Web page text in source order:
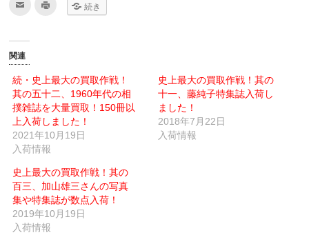
て
達
メ
ー
ル
で
送
信
(新
し
い
ウ
ン
ド
ウ
で
開
き
ま
す)
し
い
ウ
ィ
ン
ド
ウ
で
開
す)
続き
関連
続・史上最大の買取作戦！
其の五十二、1960年代の相
撲雑誌を大量買取！150冊以
上入荷しました！
2021年10月19日
入荷情報
史上最大の買取作戦！其の
十一、藤純子特集誌入荷し
ました！
2018年7月22日
入荷情報
史上最大の買取作戦！其の
百三、加山雄三さんの写真
集や特集誌が数点入荷！
2019年10月19日
入荷情報